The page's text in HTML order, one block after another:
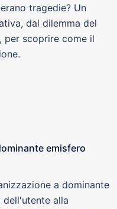
tragedie? Un
dal dilemma del
per scoprire come il
emisfero
a dominante
alla